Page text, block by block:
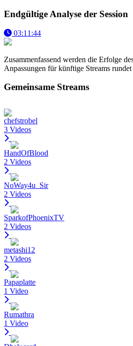
Endgültige Analyse der Session
03:11:44
Zusammenfassend werden die Erfolge
Anpassungen für künftige Streams
Gemeinsame Streams
chefstrobel
3 Videos
HandOfBlood
2 Videos
NoWay4u_Sir
2 Videos
SparkofPhoenixTV
2 Videos
metashi12
2 Videos
Papaplatte
1 Video
Rumathra
1 Video